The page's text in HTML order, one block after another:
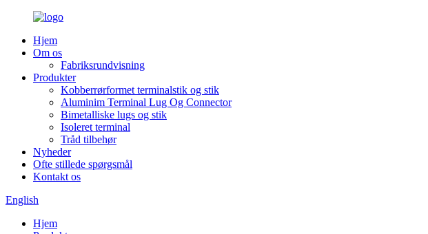
Hjem
Om os
Fabriksrundvisning
Produkter
Kobberrørformet terminalstik og stik
Aluminim Terminal Lug Og Connector
Bimetalliske lugs og stik
Isoleret terminal
Tråd tilbehør
Nyheder
Ofte stillede spørgsmål
Kontakt os
English
Hjem